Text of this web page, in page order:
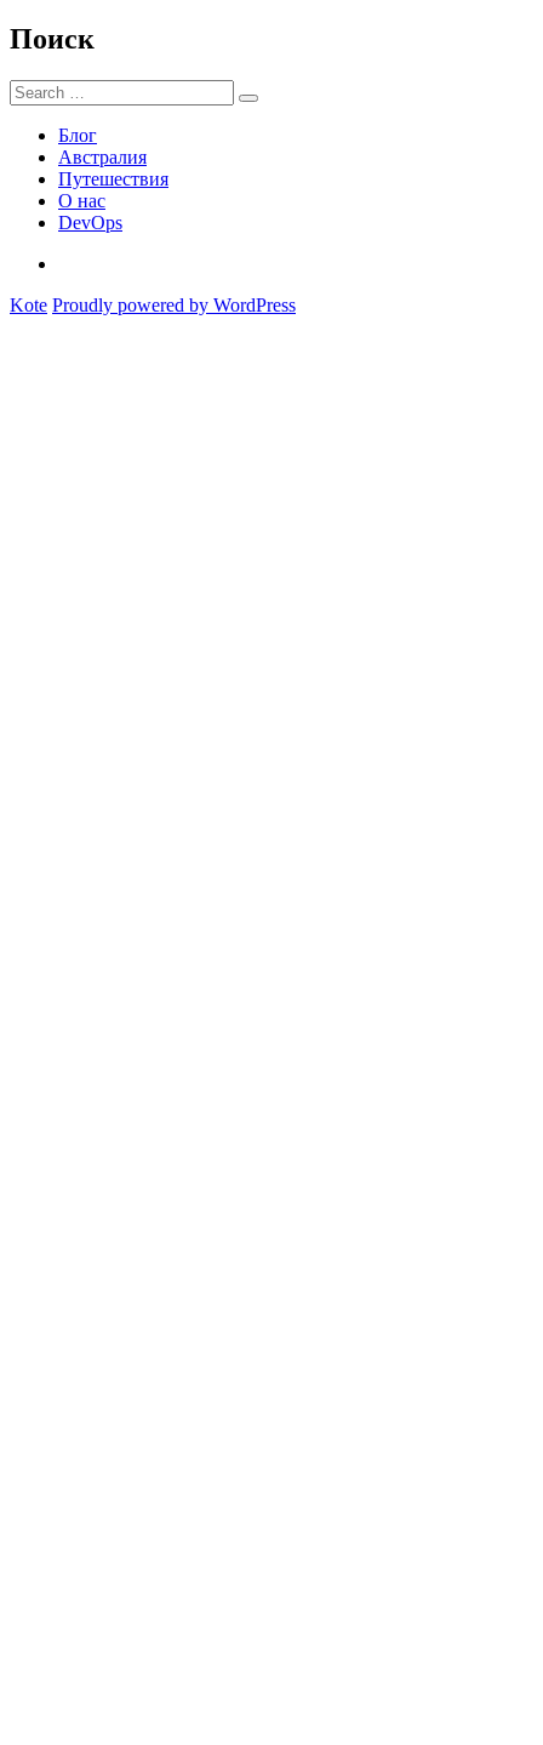
Поиск
Search
for:
Search
Блог
Австралия
Путешествия
О нас
DevOps
Kote Proudly powered by WordPress